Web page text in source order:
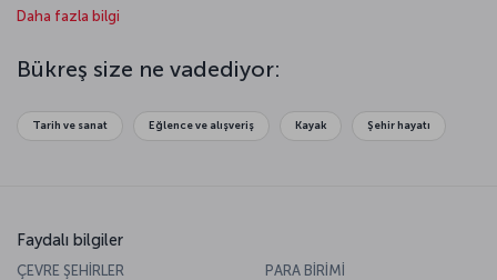
Kültür ve sanatın da merkezi olan Bükreş her yıl çok sayıda yerli ve
keşfetmek için geç kalmayın!
Daha fazla bilgi
Bükreş size ne vadediyor:
Tarih ve sanat Eğlence ve alışveriş Kayak Şehir hayatı
Faydalı bilgiler
ÇEVRE ŞEHİRLER
PARA BİRİMİ